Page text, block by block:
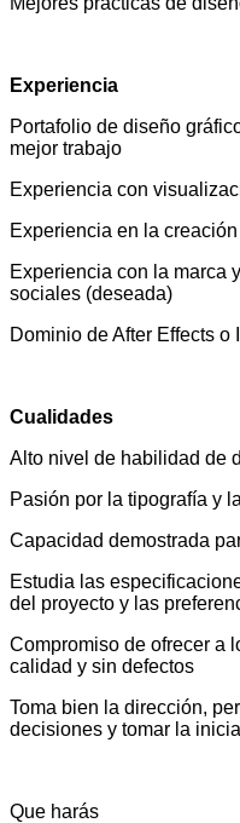
Experiencia
Portafolio de diseño
mejor trabajo
Experiencia con
Experiencia en la
Experiencia con la marca
sociales (deseada)
Dominio de After Effects o
Cualidades
Alto nivel de habilidad de
Pasión por la tipografía y
Capacidad demostrada
Estudia las
del proyecto y las
Compromiso de ofrecer a
calidad y sin defectos
Toma bien la dirección,
decisiones y tomar la
Que harás